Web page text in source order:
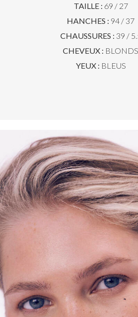
TAILLE : 69 / 27
HANCHES : 94 / 37
CHAUSSURES : 39 /
CHEVEUX : BLONDS
YEUX : BLEUS